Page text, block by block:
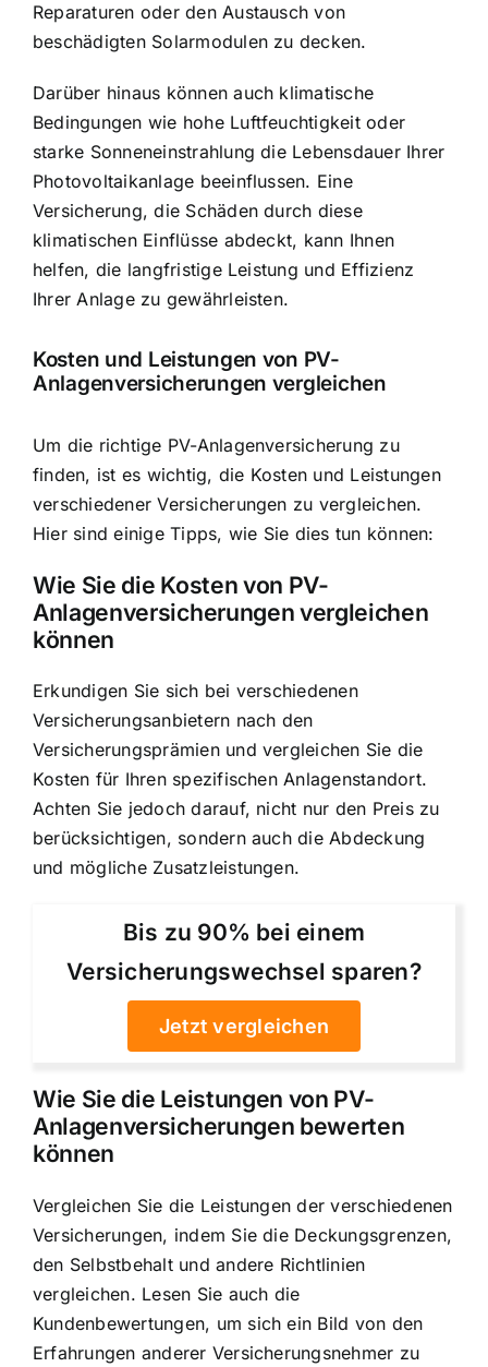
Reparaturen oder den Austausch von
beschädigten Solarmodulen zu decken.
Darüber hinaus können auch klimatische
Bedingungen wie hohe Luftfeuchtigkeit oder
starke Sonneneinstrahlung die Lebensdauer Ihrer
Photovoltaikanlage beeinflussen. Eine
Versicherung, die Schäden durch diese
klimatischen Einflüsse abdeckt, kann Ihnen
helfen, die langfristige Leistung und Effizienz
Ihrer Anlage zu gewährleisten.
Kosten und Leistungen von PV-
Anlagenversicherungen vergleichen
Um die richtige PV-Anlagenversicherung zu
finden, ist es wichtig, die Kosten und Leistungen
verschiedener Versicherungen zu vergleichen.
Hier sind einige Tipps, wie Sie dies tun können:
Wie Sie die Kosten von PV-
Anlagenversicherungen vergleichen
können
Erkundigen Sie sich bei verschiedenen
Versicherungsanbietern nach den
Versicherungsprämien und vergleichen Sie die
Kosten für Ihren spezifischen Anlagenstandort.
Achten Sie jedoch darauf, nicht nur den Preis zu
berücksichtigen, sondern auch die Abdeckung
und mögliche Zusatzleistungen.
Bis zu 90% bei einem
Versicherungswechsel sparen?
Jetzt vergleichen
Wie Sie die Leistungen von PV-
Anlagenversicherungen bewerten
können
Vergleichen Sie die Leistungen der verschiedenen
Versicherungen, indem Sie die Deckungsgrenzen,
den Selbstbehalt und andere Richtlinien
vergleichen. Lesen Sie auch die
Kundenbewertungen, um sich ein Bild von den
Erfahrungen anderer Versicherungsnehmer zu